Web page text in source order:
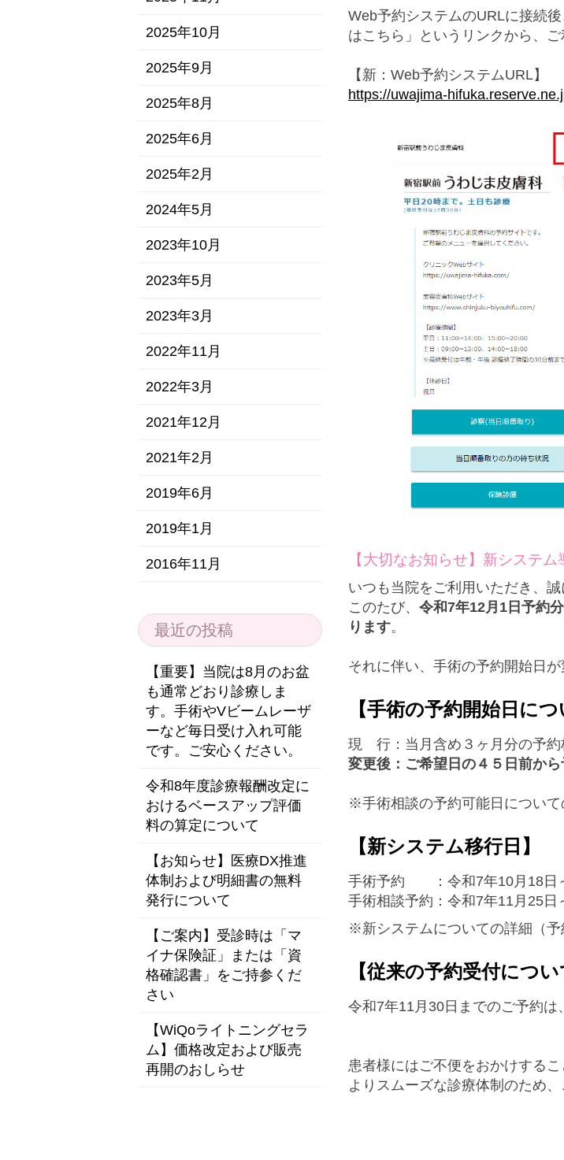
Web予約システムのURLに接続
はこちら」というリンクから、
【新：Web予約システムURL】
https://uwajima-
【大切なお知らせ】新システ
いつも当院をご利用いただき、誠
このたび、 令和7年12月1日予約
ります。
それに伴い、手術の予約開始日
【手術の予約開始日につ
現 行：当月含め３ヶ月分の予約
変更後：ご希望日の４５日前か
※手術相談の予約可能日について
【新システム移行日】
手術予約 ：令和7年10月18日
手術相談予約：令和7年11月25日
※新システムについての詳細（予
【従来の予約受付につい
令和7年11月30日までのご予約は
患者様にはご不便をおかけするこ
よりスムーズな診療体制のため
2025年10月
2025年9月
2025年8月
2025年6月
2025年2月
2024年5月
2023年10月
2023年5月
2023年3月
2022年11月
2022年3月
2021年12月
2021年2月
2019年6月
2019年1月
2016年11月
最近の投稿
【重要】当院は8月のお盆
も通常どおり診療しま
す。手術やVビームレーザ
ーなど毎日受け入れ可能
です。ご安心ください。
令和8年度診療報酬改定に
おけるベースアップ評価
料の算定について
【お知らせ】医療DX推進
体制および明細書の無料
発行について
【ご案内】受診時は「マ
イナ保険証」または「資
格確認書」をご持参くだ
さい
【WiQoライトニングセラ
ム】価格改定および販売
再開のおしらせ